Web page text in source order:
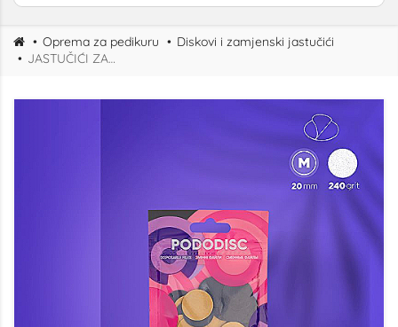
Oprema za pedikuru
Diskovi i zamjenski jastučići
JASTUČIĆI ZA DISK M GRIT 240